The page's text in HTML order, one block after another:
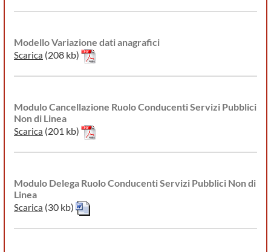
Modello Variazione dati anagrafici
Scarica (208 kb)
Modulo Cancellazione Ruolo Conducenti Servizi Pubblici
Non di Linea
Scarica (201 kb)
Modulo Delega Ruolo Conducenti Servizi Pubblici Non di
Linea
Scarica (30 kb)